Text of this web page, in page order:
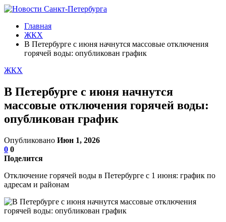
Главная
ЖКХ
В Петербурге с июня начнутся массовые отключения
горячей воды: опубликован график
ЖКХ
В Петербурге с июня начнутся
массовые отключения горячей воды:
опубликован график
Опубликовано Июн 1, 2026
0 0
Поделится
Отключение горячей воды в Петербурге с 1 июня: график по
адресам и районам